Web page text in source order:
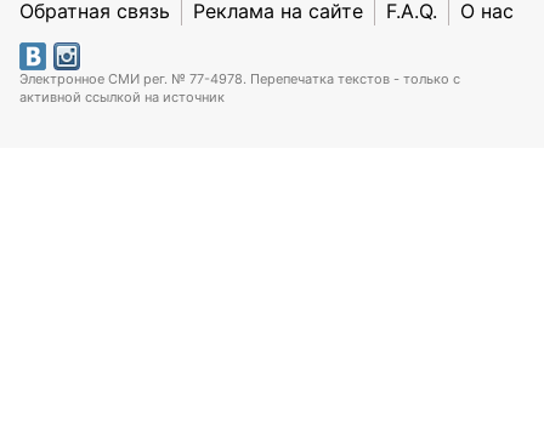
Обратная связь Реклама на сайте F.A.Q. О нас
Электронное СМИ рег. № 77-4978. Перепечатка текстов - только с
активной ссылкой на источник